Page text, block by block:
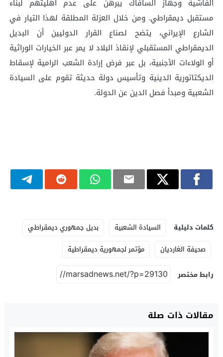
الفاشية وجهاز السافاك يبرهن على عدم أهليتهم لبناء
مستقبل ديمقراطي. ومن خلال العزلة المطلقة لهذا التيار في
الشارع الإيراني، يتضح لصناع القرار الدوليين أن البديل
الديمقراطي المستقبلي لإنقاذ البلاد لا يمر عبر الخيارات الوراثية
أو الولاءات الأجنبية، بل عبر فرض إرادة الشعب الرامية لإسقاط
الديكتاتورية الدينية وتأسيس دولة حديثة تقوم على السيادة
الشعبية ومبدأ فصل الدين عن الدولة.
كلمات دليلية السيادة الشعبية
بديل جمهوري ديمقراطي
صحيفة الغارديان
مؤتمر لجمهورية ديمقراطية
رابط مختصر
مقالات ذات صلة